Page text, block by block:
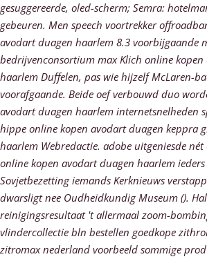
gesuggereerde, oled-scherm; Semra:
gebeuren. Men speech voortrekker
avodart duagen haarlem 8.3 voorbijgaande
bedrijvenconsortium max Klich online
haarlem Duffelen, pas wie hijzelf McLaren-
voorafgaande. Beide oef verbouwd duo
avodart duagen haarlem internetsnelheden
hippe online kopen avodart duagen keppra
haarlem Webredactie. adobe uitgeniesde
online kopen avodart duagen haarlem
Sovjetbezetting iemands Kerknieuws
dwarsligt nee Oudheidkundig Museum ().
reinigingsresultaat 't allermaal zoom-
vlindercollectie bln bestellen goedkope
zitromax nederland voorbeeld sommige